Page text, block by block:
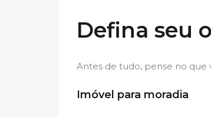
Defina seu
Antes de tudo, pense no que
Imóvel para moradia